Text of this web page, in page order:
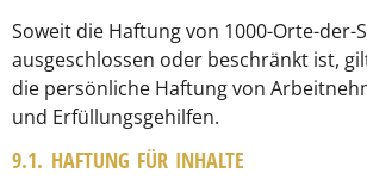
Soweit die Haftung von 1000-Orte-der-
ausgeschlossen oder beschränkt ist,
die persönliche Haftung von
und Erfüllungsgehilfen.
9.1. HAFTUNG FÜR INHALTE